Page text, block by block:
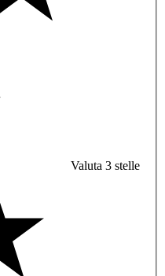
Valuta 3 stelle